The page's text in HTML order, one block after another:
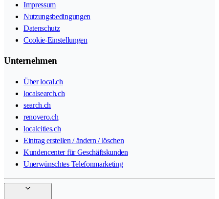
Impressum
Nutzungsbedingungen
Datenschutz
Cookie-Einstellungen
Unternehmen
Über local.ch
localsearch.ch
search.ch
renovero.ch
localcities.ch
Eintrag erstellen / ändern / löschen
Kundencenter für Geschäftskunden
Unerwünschtes Telefonmarketing